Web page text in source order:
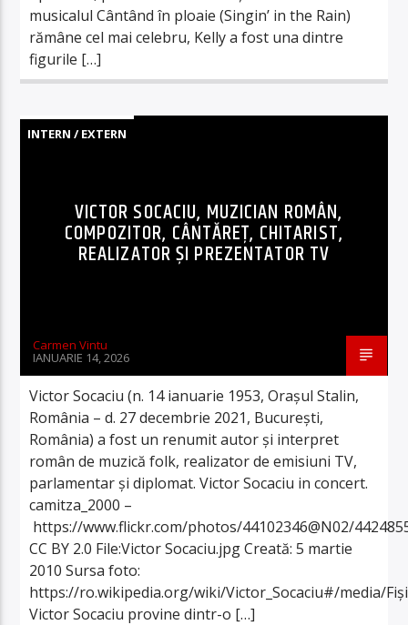
musicalul Cântând în ploaie (Singin’ in the Rain)
rămâne cel mai celebru, Kelly a fost una dintre
figurile […]
INTERN / EXTERN
VICTOR SOCACIU, MUZICIAN ROMÂN,
COMPOZITOR, CÂNTĂREȚ, CHITARIST,
REALIZATOR ȘI PREZENTATOR TV
Carmen Vintu
IANUARIE 14, 2026
Victor Socaciu (n. 14 ianuarie 1953, Orașul Stalin,
România – d. 27 decembrie 2021, București,
România) a fost un renumit autor și interpret
român de muzică folk, realizator de emisiuni TV,
parlamentar și diplomat. Victor Socaciu in concert.
camitza_2000 –
https://www.flickr.com/photos/44102346@N02/
CC BY 2.0 File:Victor Socaciu.jpg Creată: 5 martie
2010 Sursa foto:
https://ro.wikipedia.org/wiki/Victor_Socaciu#/media/
Victor Socaciu provine dintr-o […]